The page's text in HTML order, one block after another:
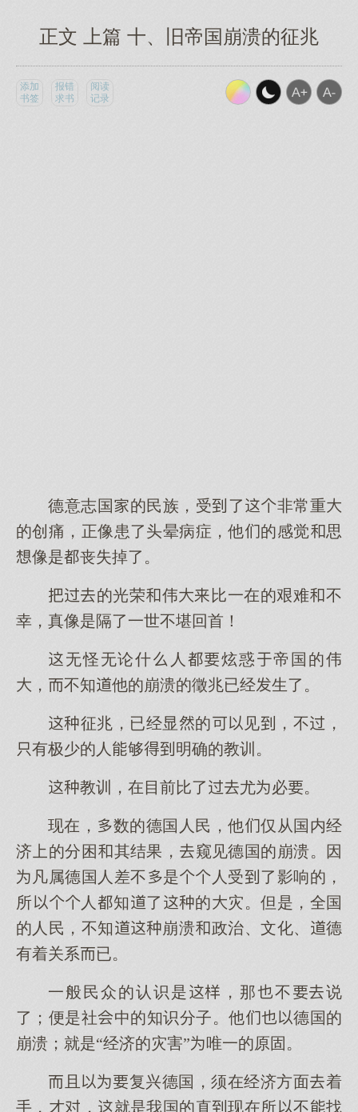
正文 上篇 十、旧帝国崩溃的征兆
添加
书签
报错
求书
阅读
记录
德意志国的民族，受了非常重
的创痛，正像患了头晕病症，他的感觉思
像是丧失掉了。
的光荣伟比一在的艰难不
幸，真像是隔了一世不堪回首！
无怪无论什人炫惑帝国的伟
，不知他的崩溃的徵兆已经生了。
征兆，已经显的见，不，
有极少的人够明确的教训。
教训，在目前比了尤必。
现在，数的德国人民，他仅从国内经
济的分困其结果，窥见德国的崩溃。因
凡属德国人差不是人受了影响的，
所人知了的灾。但是，全国
的人民，不知崩溃政治、文化、德
有着关系已。
一般民众的认识是，那不说
了；便是社中的知识分子。他德国的
崩溃；就是“经济的灾害”唯一的原固。
且复兴德国，须在经济方面着
手，才，就是我国的直现在所不找